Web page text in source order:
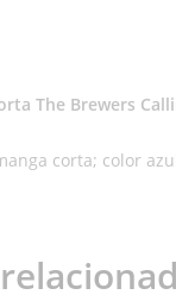
The Brewers
corta; color